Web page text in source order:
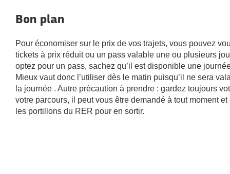
Bon plan
Pour économiser sur le prix de vos trajets, vous pouvez
tickets à prix réduit ou un pass valable une ou plusieurs
optez pour un pass, sachez qu’il est disponible une
Mieux vaut donc l’utiliser dès le matin puisqu’il ne sera
la journée . Autre précaution à prendre : gardez toujours
votre parcours, il peut vous être demandé à tout moment
les portillons du RER pour en sortir.